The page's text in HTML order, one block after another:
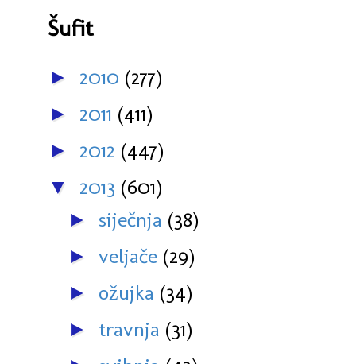
Šufit
► 2010 (277)
► 2011 (411)
► 2012 (447)
▼ 2013 (601)
► siječnja (38)
► veljače (29)
► ožujka (34)
► travnja (31)